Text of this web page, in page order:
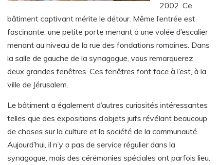
2002. Ce
bâtiment captivant mérite le détour. Même l’entrée est
fascinante: une petite porte menant à une volée d’escalier
menant au niveau de la rue des fondations romaines. Dans
la salle de gauche de la synagogue, vous remarquerez
deux grandes fenêtres. Ces fenêtres font face à l’est, à la
ville de Jérusalem.
Le bâtiment a également d’autres curiosités intéressantes
telles que des expositions d’objets juifs révélant beaucoup
de choses sur la culture et la société de la communauté.
Aujourd’hui, il n’y a pas de service régulier dans la
synagogue, mais des cérémonies spéciales ont parfois lieu.